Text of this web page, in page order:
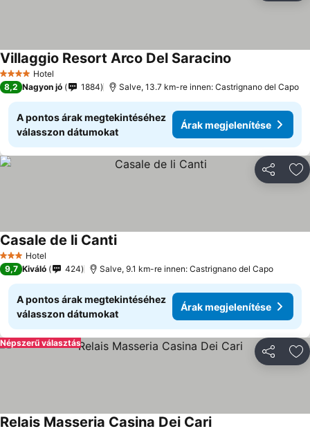
4 KategóriaHotel
Villaggio Resort Arco Del Saracino
8,2 Nagyon jó 1884 Salve, 13.7 km-re innen: Castrignano del Capo
A pontos árak megtekintéséhez
válasszon dátumokat
Árak megjelenítése
3 Kategória
Hotel
Casale de li Canti
9,7 Kiváló 424 Salve, 9.1 km-re innen: Castrignano del Capo
A pontos árak megtekintéséhez
válasszon dátumokat
Árak megjelenítése
Népszerű választás
Relais Masseria Casina Dei Cari